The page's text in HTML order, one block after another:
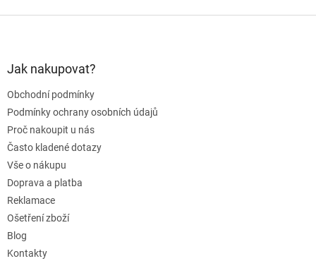
Jak nakupovat?
Obchodní podmínky
Podmínky ochrany osobních údajů
Proč nakoupit u nás
Často kladené dotazy
Vše o nákupu
Doprava a platba
Reklamace
Ošetření zboží
Blog
Kontakty